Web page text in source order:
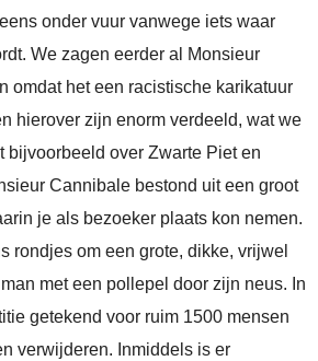
onder vuur vanwege iets waar
We zagen eerder al Monsieur
omdat het een racistische karikatuur
hierover zijn enorm verdeeld, wat we
bijvoorbeeld over Zwarte Piet en
Cannibale bestond uit een groot
je als bezoeker plaats kon nemen.
rondjes om een grote, dikke, vrijwel
met een pollepel door zijn neus. In
getekend voor ruim 1500 mensen
verwijderen. Inmiddels is er